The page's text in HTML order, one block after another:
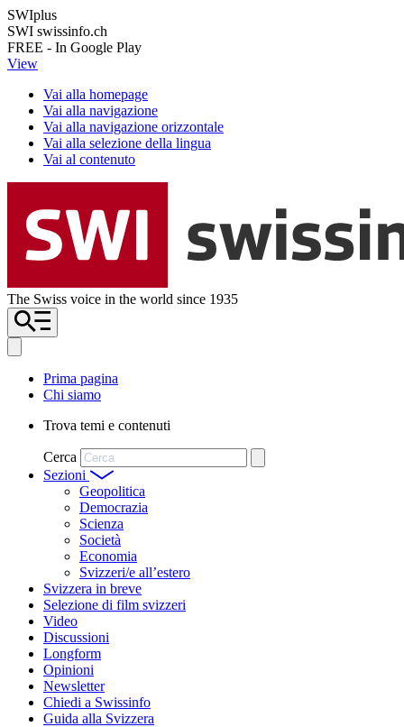
SWIplus
SWI swissinfo.ch
FREE - In Google Play
View
Vai alla homepage
Vai alla navigazione
Vai alla navigazione orizzontale
Vai alla selezione della lingua
Vai al contenuto
The Swiss voice in the world since 1935
Prima pagina
Chi siamo
Trova temi e contenuti
Cerca
Sezioni
Geopolitica
Democrazia
Scienza
Società
Economia
Svizzeri/e all’estero
Svizzera in breve
Selezione di film svizzeri
Video
Discussioni
Longform
Opinioni
Newsletter
Chiedi a Swissinfo
Guida alla Svizzera